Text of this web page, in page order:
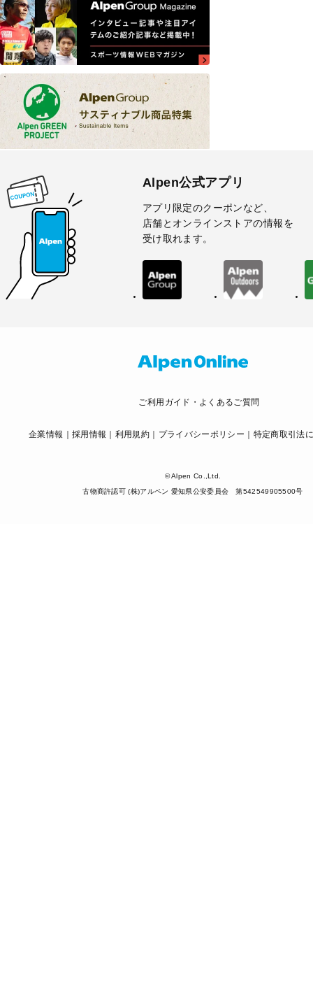
Alpen公式アプリ
アプリ限定のクーポンなど、
店舗とオンラインストアの情報を
受け取れます。
ご利用ガイド・よくあるご質問
企業情報 採用情報 利用規約 プライバシーポリシー 特定商取引法
© Alpen Co.,Ltd.
古物商許認可 (株)アルペン 愛知県公安委員会 第542549905500号